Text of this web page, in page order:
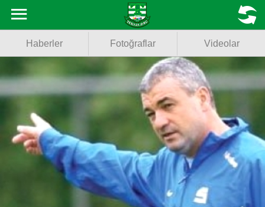
Fotoğraflar
Videolar
Voleybol
Puan Durumu
MENU
Haberler Fotoğraflar Videolar